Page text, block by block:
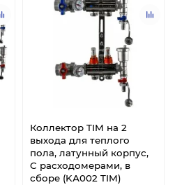
Коллектор TIM на 2
выхода для теплого
пола, латунный корпус,
C расходомерами, в
сборе (KА002 TIM)